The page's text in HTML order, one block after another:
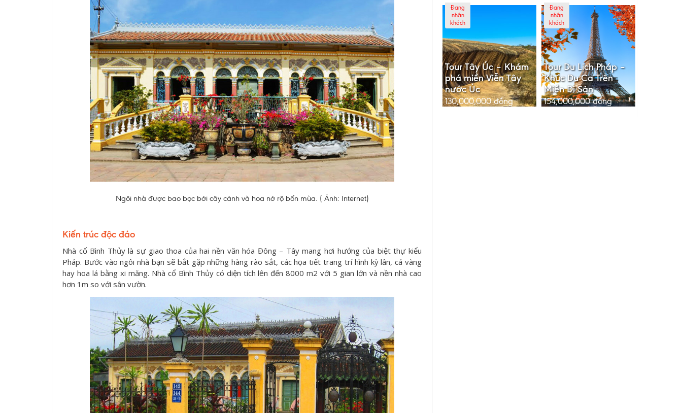
Ngôi nhà được bao bọc bởi cây cảnh và hoa nở rộ bốn mùa. ( Ảnh: Internet)
Kiến trúc độc đáo
Nhà cổ Bình Thủy là sự giao thoa của hai nền văn hóa Đông – Tây mang hơi hướng của biệt thự kiểu
Pháp. Bước vào ngôi nhà bạn sẽ bắt gặp những hàng rào sắt, các họa tiết trang trí hình kỳ lân, cá vàng
hay hoa lá bằng xi măng. Nhà cổ Bình Thủy có diện tích lên đến 8000 m2 với 5 gian lớn và nền nhà cao
hơn 1m so với sân vườn.
Đang
nhận
khách
Tour Tây Úc – Khám
phá miền Viễn Tây
nước Úc
130,000,000đồng
Đang
nhận
khách
Tour Du Lịch Pháp –
Khúc Du Ca Trên
Miền Di Sản
154,000,000đồng